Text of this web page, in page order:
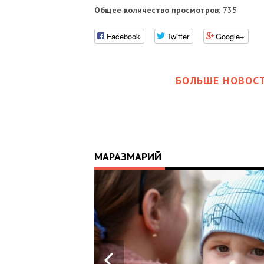
Общее количество просмотров:735
Facebook Twitter Google+
БОЛЬШЕ
МАРАЗМАРИЙ